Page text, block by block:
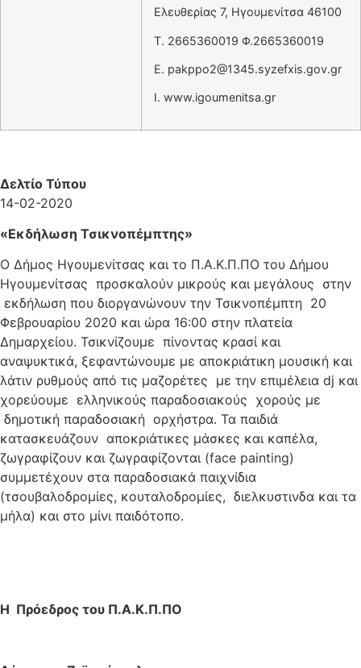
Ελευθερίας 7, Ηγουμενίτσα 46100
T. 2665360019 Φ.2665360019
Ε. pakppo2@1345.syzefxis.gov.gr
I. www.igoumenitsa.gr
Δελτίο Τύπου
14-02-2020
«Εκδήλωση Τσικνοπέμπτης»
Ο Δήμος Ηγουμενίτσας και το Π.Α.Κ.Π.ΠΟ του Δήμου
Ηγουμενίτσας προσκαλούν μικρούς και μεγάλους στην
εκδήλωση που διοργανώνουν την Τσικνοπέμπτη 20
Φεβρουαρίου 2020 και ώρα 16:00 στην πλατεία
Δημαρχείου. Τσικνίζουμε πίνοντας κρασί και
αναψυκτικά, ξεφαντώνουμε με αποκριάτικη μουσική και
λάτιν ρυθμούς από τις μαζορέτες με την επιμέλεια dj και
χορεύουμε ελληνικούς παραδοσιακούς χορούς με
δημοτική παραδοσιακή ορχήστρα. Τα παιδιά
κατασκευάζουν αποκριάτικες μάσκες και καπέλα,
ζωγραφίζουν και ζωγραφίζονται (face painting)
συμμετέχουν στα παραδοσιακά παιχνίδια
(τσουβαλοδρομίες, κουταλοδρομίες, διελκυστινδα και τα
μήλα) και στο μίνι παιδότοπο.
Η Πρόεδρος του Π.Α.Κ.Π.ΠΟ